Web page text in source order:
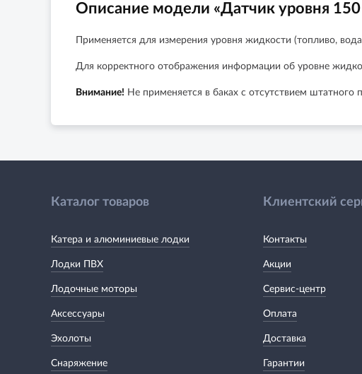
Описание модели «Датчик уровня
Применяется для измерения уровня жидкости (топливо,
Для корректного отображения информации об уровне
Внимание! Не применяется в баках с отсутствием штатного
Каталог товаров
Катера и алюминиевые лодки
Лодки ПВХ
Лодочные моторы
Аксессуары
Эхолоты
Снаряжение
Клиентский
Контакты
Акции
Сервис-центр
Оплата
Доставка
Гарантии